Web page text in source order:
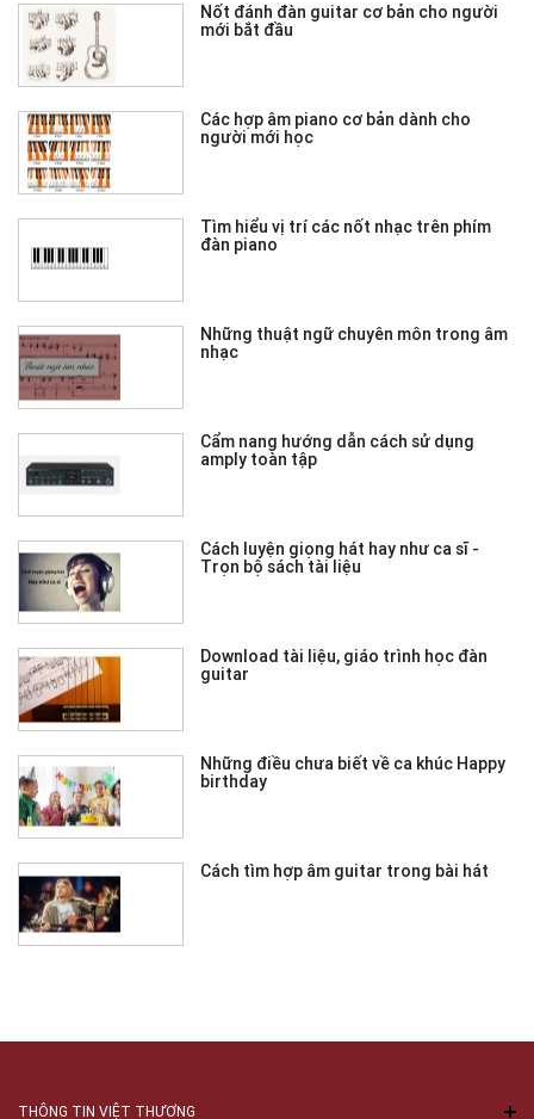
Nốt đánh đàn guitar cơ bản cho người
mới bắt đầu
Các hợp âm piano cơ bản dành cho
người mới học
Tìm hiểu vị trí các nốt nhạc trên phím
đàn piano
Những thuật ngữ chuyên môn trong âm
nhạc
Cẩm nang hướng dẫn cách sử dụng
amply toàn tập
Cách luyện giọng hát hay như ca sĩ -
Trọn bộ sách tài liệu
Download tài liệu, giáo trình học đàn
guitar
Những điều chưa biết về ca khúc Happy
birthday
Cách tìm hợp âm guitar trong bài hát
THÔNG TIN VIỆT THƯƠNG